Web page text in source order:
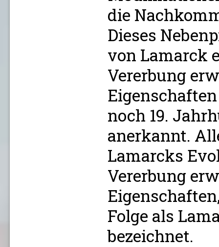
die
Dieses
von Lamarck
Vererbung
noch 19.
anerkannt.
Lamarcks
Vererbung
Folge als
bezeichnet.